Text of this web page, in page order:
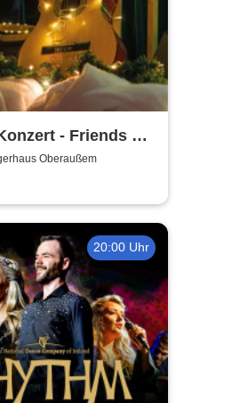
- Friends of
Oberaußem
20:00 Uhr